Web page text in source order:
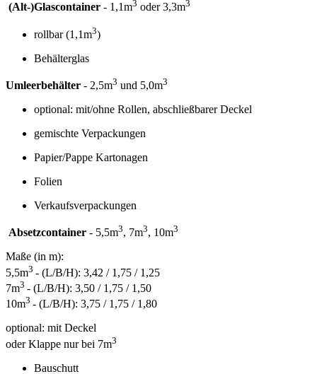
(Alt-)Glascontainer - 1,1m3 oder 3,3m3
rollbar (1,1m3)
Behälterglas
Umleerbehälter - 2,5m3 und 5,0m3
optional: mit/ohne Rollen, abschließbarer Deckel
gemischte Verpackungen
Papier/Pappe Kartonagen
Folien
Verkaufsverpackungen
Absetzcontainer - 5,5m3, 7m3, 10m3
Maße (in m):
5,5m3 - (L/B/H): 3,42 / 1,75 / 1,25
7m3 - (L/B/H): 3,50 / 1,75 / 1,50
10m3 - (L/B/H): 3,75 / 1,75 / 1,80
optional: mit Deckel
oder Klappe nur bei 7m3
Bauschutt